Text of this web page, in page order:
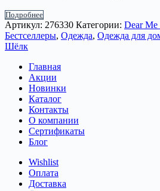
Подробнее
Артикул: 276330 Категории: Dear
Бестселлеры, Одежда, Одежда для
Шёлк
Главная
Акции
Новинки
Каталог
Контакты
О компании
Сертификаты
Блог
Wishlist
Оплата
Доставка